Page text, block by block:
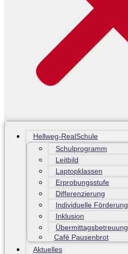
Hellweg-RealSchule
Schulprogramm
Leitbild
Laptopklassen
Erprobungsstufe
Differenzierung
Individuelle Förderung
Inklusion
Übermittagsbetreuung
Café Pausenbrot
Aktuelles